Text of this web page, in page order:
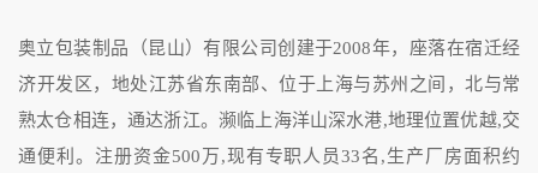
奥立包装制品（昆山）有限公司创建于2008年，座落在宿迁经
济开发区，地处江苏省东南部、位于上海与苏州之间，北与常
熟太仓相连，通达浙江。濒临上海洋山深水港,地理位置优越,交
通便利。注册资金500万,现有专职人员33名,生产厂房面积约